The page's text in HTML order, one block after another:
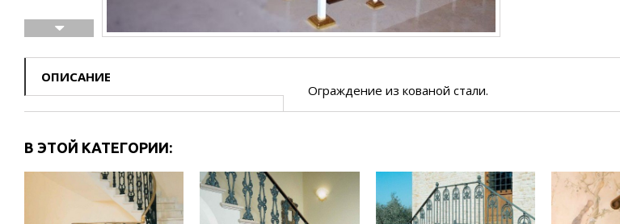
ОПИСАНИЕ
Ограждение из кованой стали.
В ЭТОЙ КАТЕГОРИИ: